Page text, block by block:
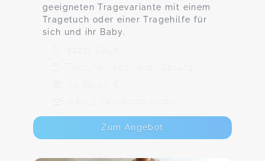
geeigneten Tragevariante mit einem
Tragetuch oder einer Tragehilfe für
sich und ihr Baby.
29221 Celle
Termine nach Vereinbarung
Ab 60,00 €
Max. 5 TeilnehmerInnen
Zum Angebot